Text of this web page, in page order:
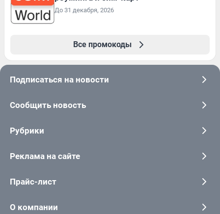
До 31 декабря, 2026
Все промокоды
Подписаться на новости
Сообщить новость
Рубрики
Реклама на сайте
Прайс-лист
О компании